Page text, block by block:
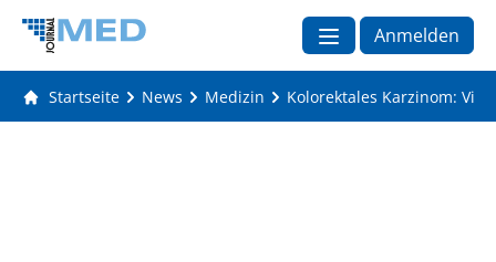
Anmelden
Startseite News Medizin Kolorektales Karzinom: